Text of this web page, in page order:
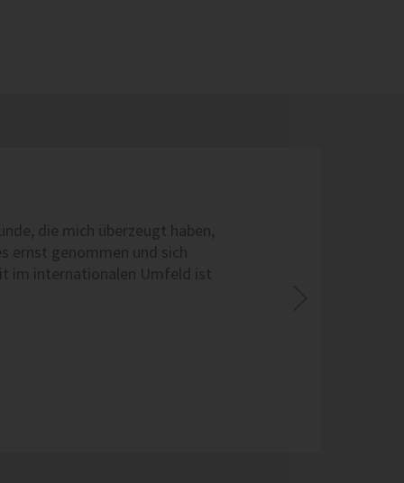
die mich überzeugt haben,
ernst genommen und sich
im internationalen Umfeld ist